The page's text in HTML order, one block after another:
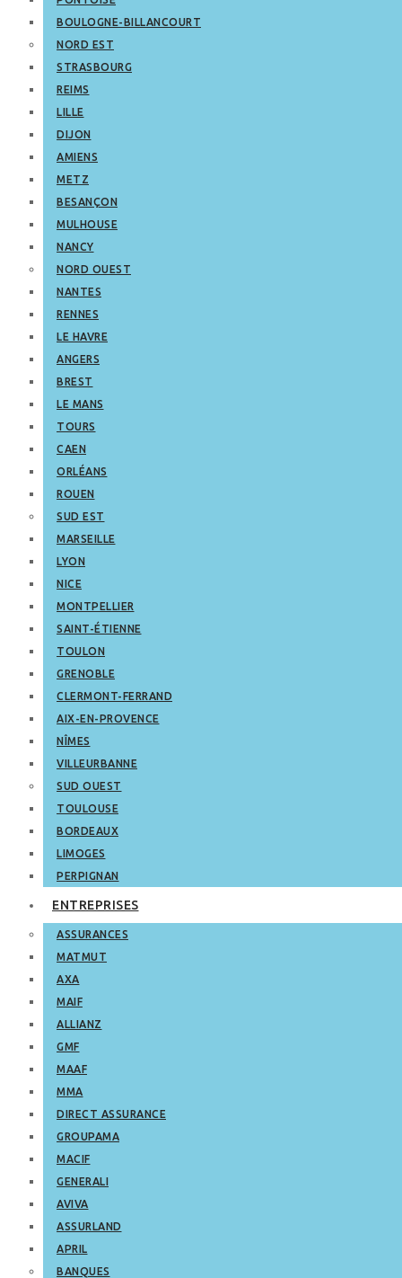
BOULOGNE-BILLANCOURT
NORD EST
STRASBOURG
REIMS
LILLE
DIJON
AMIENS
METZ
BESANÇON
MULHOUSE
NANCY
NORD OUEST
NANTES
RENNES
LE HAVRE
ANGERS
BREST
LE MANS
TOURS
CAEN
ORLÉANS
ROUEN
SUD EST
MARSEILLE
LYON
NICE
MONTPELLIER
SAINT-ÉTIENNE
TOULON
GRENOBLE
CLERMONT-FERRAND
AIX-EN-PROVENCE
NÎMES
VILLEURBANNE
SUD OUEST
TOULOUSE
BORDEAUX
LIMOGES
PERPIGNAN
ENTREPRISES
ASSURANCES
MATMUT
AXA
MAIF
ALLIANZ
GMF
MAAF
MMA
DIRECT ASSURANCE
GROUPAMA
MACIF
GENERALI
AVIVA
ASSURLAND
APRIL
BANQUES